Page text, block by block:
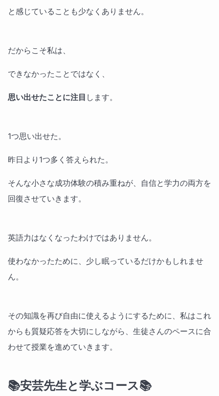
と感じていることも少なくありません。
だからこそ私は、
できなかったことではなく、
思い出せたことに注目 します。
1つ思い出せた。
昨日より1つ多く答えられた。
そんな小さな成功体験の積み重ねが、自信と学力の両方を
回復させていきます。
英語力はなくなったわけではありません。
使わなかったために、少し眠っているだけかもしれませ
ん。
その知識を再び自由に使えるようにするために、私はこれ
からも質疑応答を大切にしながら、生徒さんのペースに合
わせて授業を進めていきます。
📚安芸先生と学ぶコース📚